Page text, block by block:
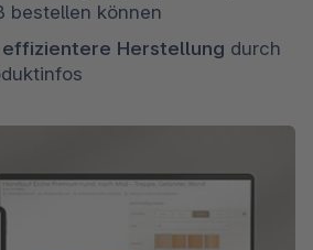
bestellen können
Herstellung durch